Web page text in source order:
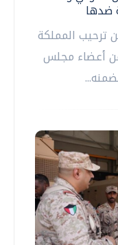
ضدها
ترحيب المملكة
عن أعضاء مجلس